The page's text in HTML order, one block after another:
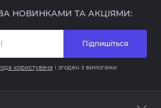
НОВИНКАМИ ТА АКЦІЯМИ:
Підпишіться
користувача і згоден з вимогами